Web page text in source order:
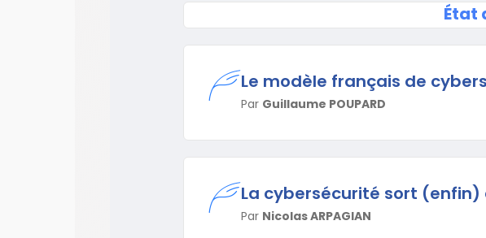
État
Le modèle français de
Par Guillaume POUPARD
La cybersécurité sort
Par Nicolas ARPAGIAN